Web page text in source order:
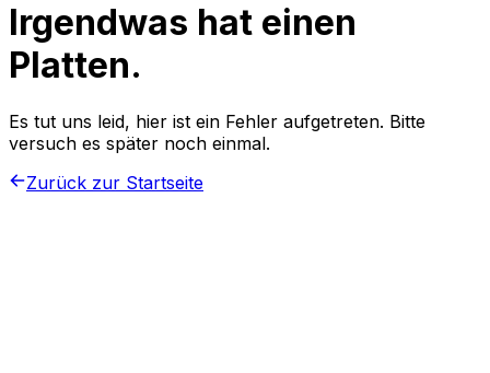
Irgendwas hat einen
Platten.
Es tut uns leid, hier ist ein Fehler aufgetreten. Bitte
versuch es später noch einmal.
Zurück zur Startseite